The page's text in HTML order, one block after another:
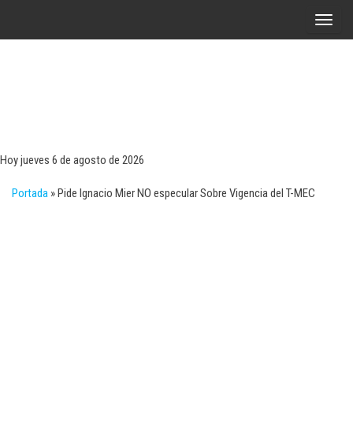
A
Hoy jueves 6 de agosto de 2026
Portada »Pide Ignacio Mier NO especular Sobre Vigencia del T-MEC